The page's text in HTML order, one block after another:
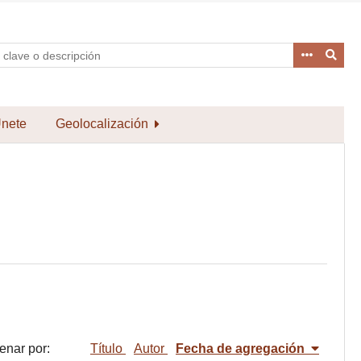
Geolocalización
por: Título Autor Fecha de agregación